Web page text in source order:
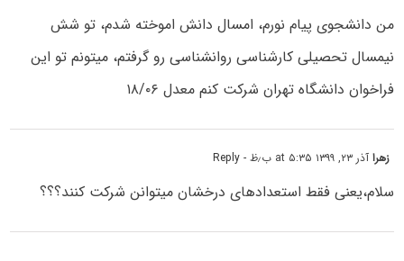
من دانشجوی پیام نورم، امسال دانش اموخته شدم، تو شش
نیمسال تحصیلی کارشناسی روانشناسی رو گرفتم، میتونم تو این
فراخوان دانشگاه تهران شرکت کنم معدل ۱۸/۰۶
زهراآذر ۲۳, ۱۳۹۹ at ۵:۳۵ ب٫ظ - Reply
سلام،یعنی فقط استعدادهای درخشان میتوانن شرکت کنند؟؟؟